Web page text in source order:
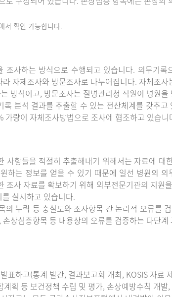
서 확인 가능합니다.
조사하는 방식으로 수행되고 있습니다. 의무기
자체조사와 방문조사로 나누어집니다. 자체조
방식이고, 방문조사는 질병관리청 직원이 병원
록 분석 결과를 추출할 수 있는 전산체계를 갖추
가량이 자체조사방법으로 조사에 협조하고 있습니
사항들을 적절히 추출해내기 위해서는 자료에 대
하는 정보를 얻을 수 있기 때문에 일선 병원의
조사 자료를 확보하기 위해 외부전문기관의 지원
실시하고 있습니다.
의 누락 등 충실도와 조사항목 간 논리적 오류를
상심층항목 등 내용상의 오류를 검증하는 다단
표하고(통계 발간, 결과보고회 개최, KOSIS 자료
획 등 보건정책 수립 및 평가, 손상예방수칙 개